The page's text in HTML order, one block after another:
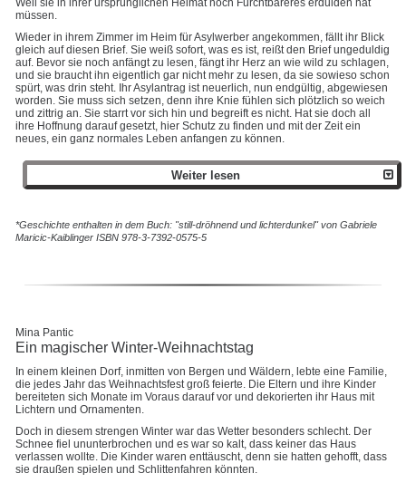
Weil sie in ihrer ursprünglichen Heimat noch Furchtbareres erdulden hat
müssen.
Wieder in ihrem Zimmer im Heim für Asylwerber angekommen, fällt ihr Blick
gleich auf diesen Brief. Sie weiß sofort, was es ist, reißt den Brief ungeduldig
auf. Bevor sie noch anfängt zu lesen, fängt ihr Herz an wie wild zu schlagen,
und sie braucht ihn eigentlich gar nicht mehr zu lesen, da sie sowieso schon
spürt, was drin steht. Ihr Asylantrag ist neuerlich, nun endgültig, abgewiesen
worden. Sie muss sich setzen, denn ihre Knie fühlen sich plötzlich so weich
und zittrig an. Sie starrt vor sich hin und begreift es nicht. Hat sie doch all
ihre Hoffnung darauf gesetzt, hier Schutz zu finden und mit der Zeit ein
neues, ein ganz normales Leben anfangen zu können.
Weiter lesen
*Geschichte enthalten in dem Buch: "still-dröhnend und lichterdunkel" von Gabriele
Maricic-Kaiblinger ISBN 978-3-7392-0575-5
Mina Pantic
Ein magischer Winter-Weihnachtstag
In einem kleinen Dorf, inmitten von Bergen und Wäldern, lebte eine Familie,
die jedes Jahr das Weihnachtsfest groß feierte. Die Eltern und ihre Kinder
bereiteten sich Monate im Voraus darauf vor und dekorierten ihr Haus mit
Lichtern und Ornamenten.
Doch in diesem strengen Winter war das Wetter besonders schlecht. Der
Schnee fiel ununterbrochen und es war so kalt, dass keiner das Haus
verlassen wollte. Die Kinder waren enttäuscht, denn sie hatten gehofft, dass
sie draußen spielen und Schlittenfahren könnten.